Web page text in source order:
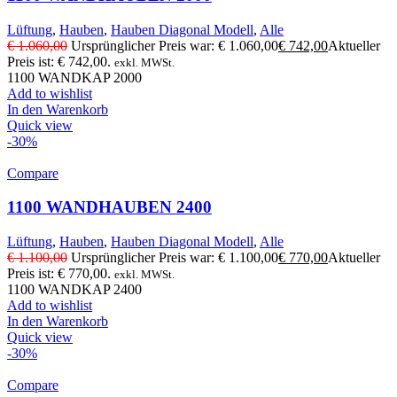
Lüftung, Hauben, Hauben Diagonal Modell, Alle
€1.060,00 Ursprünglicher Preis war: € 1.060,00€ 742,00Aktueller
Preis ist: € 742,00. exkl. MWSt.
1100 WANDKAP 2000
Add to wishlist
In den Warenkorb
Quick view
-30%
Compare
1100 WANDHAUBEN 2400
Lüftung, Hauben, Hauben Diagonal Modell, Alle
€1.100,00 Ursprünglicher Preis war: € 1.100,00€ 770,00Aktueller
Preis ist: € 770,00. exkl. MWSt.
1100 WANDKAP 2400
Add to wishlist
In den Warenkorb
Quick view
-30%
Compare